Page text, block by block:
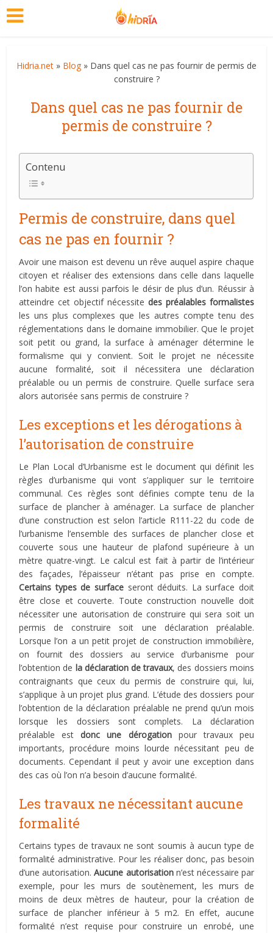
Hidria.net » Blog » Dans quel cas ne pas fournir de permis de
construire ?
Dans quel cas ne pas fournir de
permis de construire ?
Contenu
Permis de construire, dans quel
cas ne pas en fournir ?
Avoir une maison est devenu un rêve auquel aspire chaque
citoyen et réaliser des extensions dans celle dans laquelle
l’on habite est aussi parfois le désir de plus d’un. Réussir à
atteindre cet objectif nécessite des préalables formalistes
les uns plus complexes que les autres compte tenu des
réglementations dans le domaine immobilier. Que le projet
soit petit ou grand, la surface à aménager détermine le
formalisme qui y convient. Soit le projet ne nécessite
aucune formalité, soit il nécessitera une déclaration
préalable ou un permis de construire. Quelle surface sera
alors autorisée sans permis de construire ?
Les exceptions et les dérogations à
l’autorisation de construire
Le Plan Local d’Urbanisme est le document qui définit les
règles d’urbanisme qui vont s’appliquer sur le territoire
communal. Ces règles sont définies compte tenu de la
surface de plancher à aménager. La surface de plancher
d’une construction est selon l’article R111-22 du code de
l’urbanisme l’ensemble des surfaces de plancher close et
couverte sous une hauteur de plafond supérieure à un
mètre quatre-vingt. Le calcul est fait à partir de l’intérieur
des façades, l’épaisseur n’étant pas prise en compte.
Certains types de surfaceseront déduits. La surface doit
être close et couverte. Toute construction nouvelle doit
nécessiter une autorisation de construire qui sera soit un
permis de construire soit une déclaration préalable.
Lorsque l’on a un petit projet de construction immobilière,
on fournit des dossiers au service d’urbanisme pour
l’obtention de la déclaration de travaux, des dossiers moins
contraignants que ceux du permis de construire qui, lui,
s’applique à un projet plus grand. L’étude des dossiers pour
l’obtention de la déclaration préalable ne prend qu’un mois
lorsque les dossiers sont complets. La déclaration
préalable estdonc une dérogationpour travaux peu
importants, procédure moins lourde nécessitant peu de
documents. Cependant il peut y avoir une exception dans
des cas où l’on n’a besoin d’aucune formalité.
Les travaux ne nécessitant aucune
formalité
Certains types de travaux ne sont soumis à aucun type de
formalité administrative. Pour les réaliser donc, pas besoin
d’une autorisation.Aucune autorisationn’est nécessaire par
exemple, pour les murs de soutènement, les murs de
moins de deux mètres de hauteur, pour la création de
surface de plancher inférieur à 5 m2. En effet, aucune
formalité n’est requise pour construire un enrobé, une